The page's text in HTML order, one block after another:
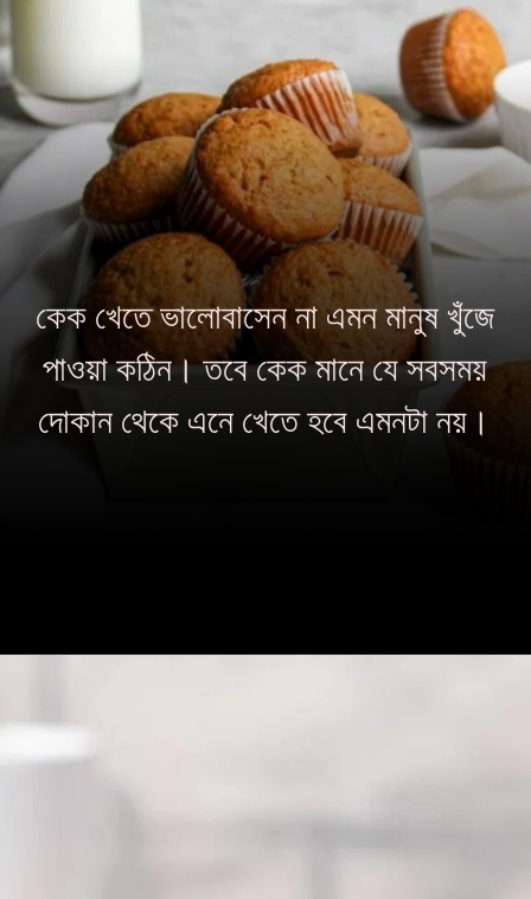
কেক খেতে ভালোবাসেন না এমন মানুষ খুঁজে
পাওয়া কঠিন। তবে কেক মানে যে সবসময়
দোকান থেকে এনে খেতে হবে এমনটা নয়।